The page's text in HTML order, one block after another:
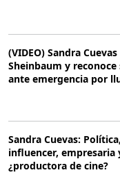
(VIDEO) Sandra
Sheinbaum y
ante emergencia por
Sandra Cuevas: Política,
influencer, empresaria
¿productora de cine?